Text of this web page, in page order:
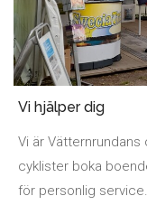
Vi hjälper dig
Vi är
cyklister boka
för personlig service.